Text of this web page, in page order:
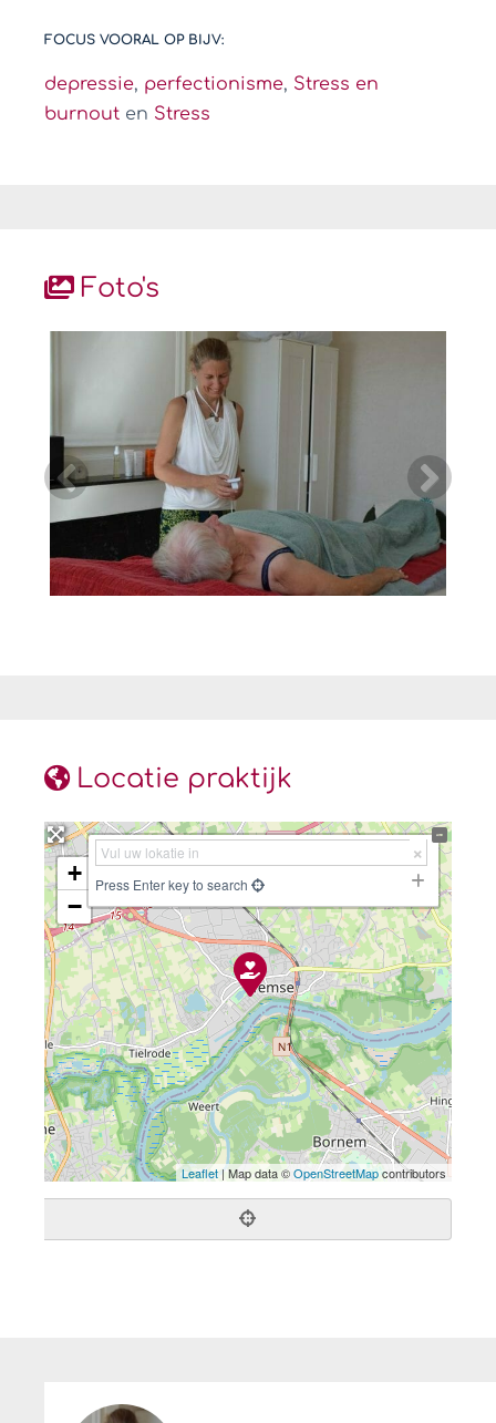
FOCUS VOORAL OP BIJV:
depressie, perfectionisme, Stress en
burnout en Stress
Foto's
Locatie praktijk
+
−
Press Enter key to search
Leaflet | Map data ©OpenStreetMapcontributors